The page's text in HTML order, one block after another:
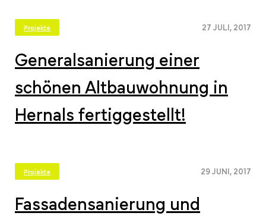
Projekte 27 JULI, 2017
Generalsanierung einer
schönen Altbauwohnung in
Hernals fertiggestellt!
Projekte 29 JUNI, 2017
Fassadensanierung und